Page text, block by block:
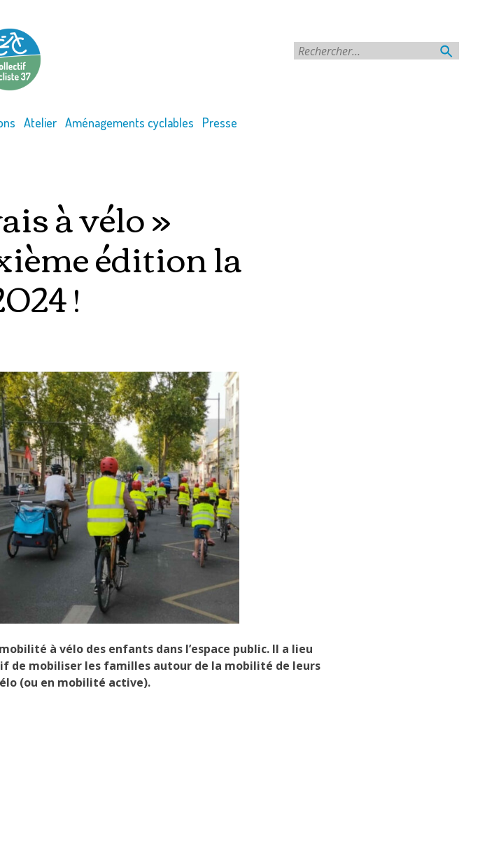
Atelier Aménagements cyclables Presse
à vélo »
édition la
!
à vélo des enfants dans l’espace public. Il a lieu
de mobiliser les familles autour de la mobilité de leurs
(ou en mobilité active).